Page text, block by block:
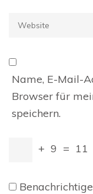
Website
Name, E-Mail-
Browser für
speichern.
+ 9 = 11